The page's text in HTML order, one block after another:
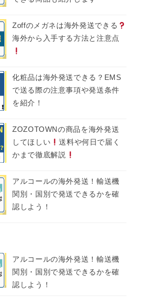
Zoffのメガネは海外発送できる
海外から入手する方法と注意点
化粧品は海外発送できる？EMS
で送る際の注意事項や発送条件
を紹介！
ZOZOTOWNの商品を海外発送
してほしい
送料や何日で届く
かまで徹底解説
アルコールの海外発送！輸送機
関別・国別で発送できるかを確
認しよう！
アルコールの海外発送！輸送機
関別・国別で発送できるかを確
認しよう！